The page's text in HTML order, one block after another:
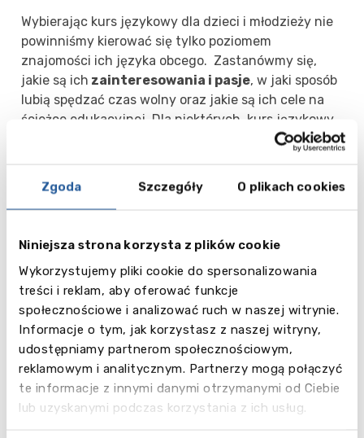
Zgoda Szczegóły O plikach cookies
Niniejsza strona korzysta z plików cookie
Wykorzystujemy pliki cookie do spersonalizowania
treści i reklam, aby oferować funkcje
społecznościowe i analizować ruch w naszej witrynie.
Informacje o tym, jak korzystasz z naszej witryny,
udostępniamy partnerom społecznościowym,
reklamowym i analitycznym. Partnerzy mogą połączyć
te informacje z innymi danymi otrzymanymi od Ciebie
lub uzyskanymi podczas korzystania z ich usług.
Wybierając kurs językowy dla dzieci i młodzieży nie
powinniśmy kierować się tylko poziomem
znajomości ich języka obcego. Zastanówmy się,
jakie są ich zainteresowania i pasje, w jaki sposób
lubią spędzać czas wolny oraz jakie są ich cele na
ścieżce edukacyjnej. Dla niektórych, kurs językowy
będzie kolejnym wyjazdem zagranicznym, dla
domu i rodziców.
powiększa się z roku na rok tak, aby każdy znalazł
coś dla siebie. Najbardziej popularne kursy
językowe, to wciąż forma"nauka + wypoczynek"
czy"nauka + sport" (tenis, piłka nożna,
nurkowanie, jazda konna, golf i wiele innych).
Dużym zainteresowaniem cieszą się także kursy
"nauka + zajęcia specjalistyczne" takie, jak
fotografia, muzyka czy warsztaty aktorskie. Osoby
mogą też wybrać intensywne kursy angielskiego
połączone z programem nauczania przedmiotów